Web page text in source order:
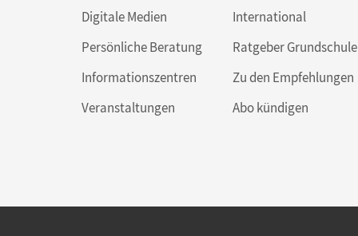
Digitale Medien
Persönliche Beratung
Informationszentren
Veranstaltungen
International
Ratgeber Grundschule
Zu den Empfehlungen
Abo kündigen